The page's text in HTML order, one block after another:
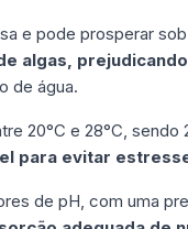
e pode prosperar
algas,
de água.
20°C e 28°C,
para evitar
de pH, com uma